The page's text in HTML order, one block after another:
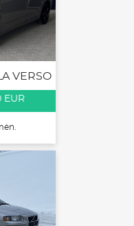
VERSO
EUR